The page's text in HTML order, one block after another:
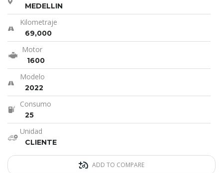
MEDELLIN
Kilometraje
69,000
Motor
1600
Modelo
2022
Consumo
25
Unidad
CLIENTE
ADD TO COMPARE